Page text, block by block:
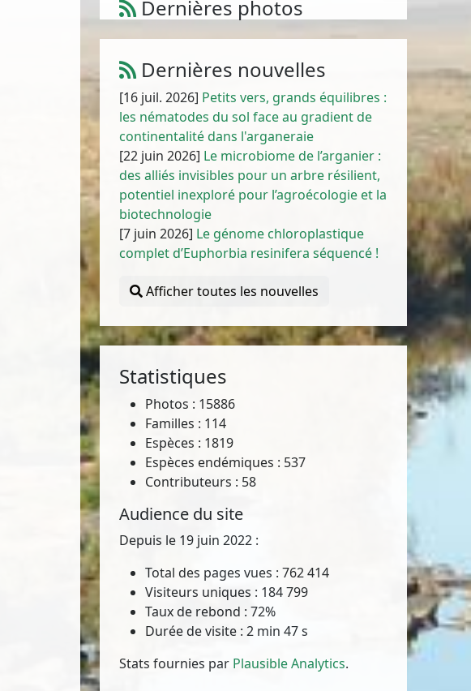
Dernières photos
Atriplex parvifolia Lowe
Dernières nouvelles
[16 juil. 2026] Petits vers, grands équilibres :
les nématodes du sol face au gradient de
continentalité dans l'arganeraie
[22 juin 2026] Le microbiome de l’arganier :
des alliés invisibles pour un arbre résilient,
potentiel inexploré pour l’agroécologie et la
biotechnologie
[7 juin 2026] Le génome chloroplastique
complet d’Euphorbia resinifera séquencé !
Afficher toutes les nouvelles
Statistiques
Photos : 15886
Familles : 114
Espèces : 1819
Espèces endémiques : 537
Contributeurs : 58
Audience du site
Depuis le 19 juin 2022 :
Total des pages vues : 762 414
Visiteurs uniques : 184 799
Taux de rebond : 72%
Durée de visite : 2 min 47 s
Stats fournies par Plausible Analytics.